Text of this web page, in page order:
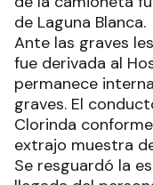
de Laguna Blanca.
Ante las graves
fue derivada al
permanece
graves. El
Clorinda
extrajo muestra
Se resguardó la